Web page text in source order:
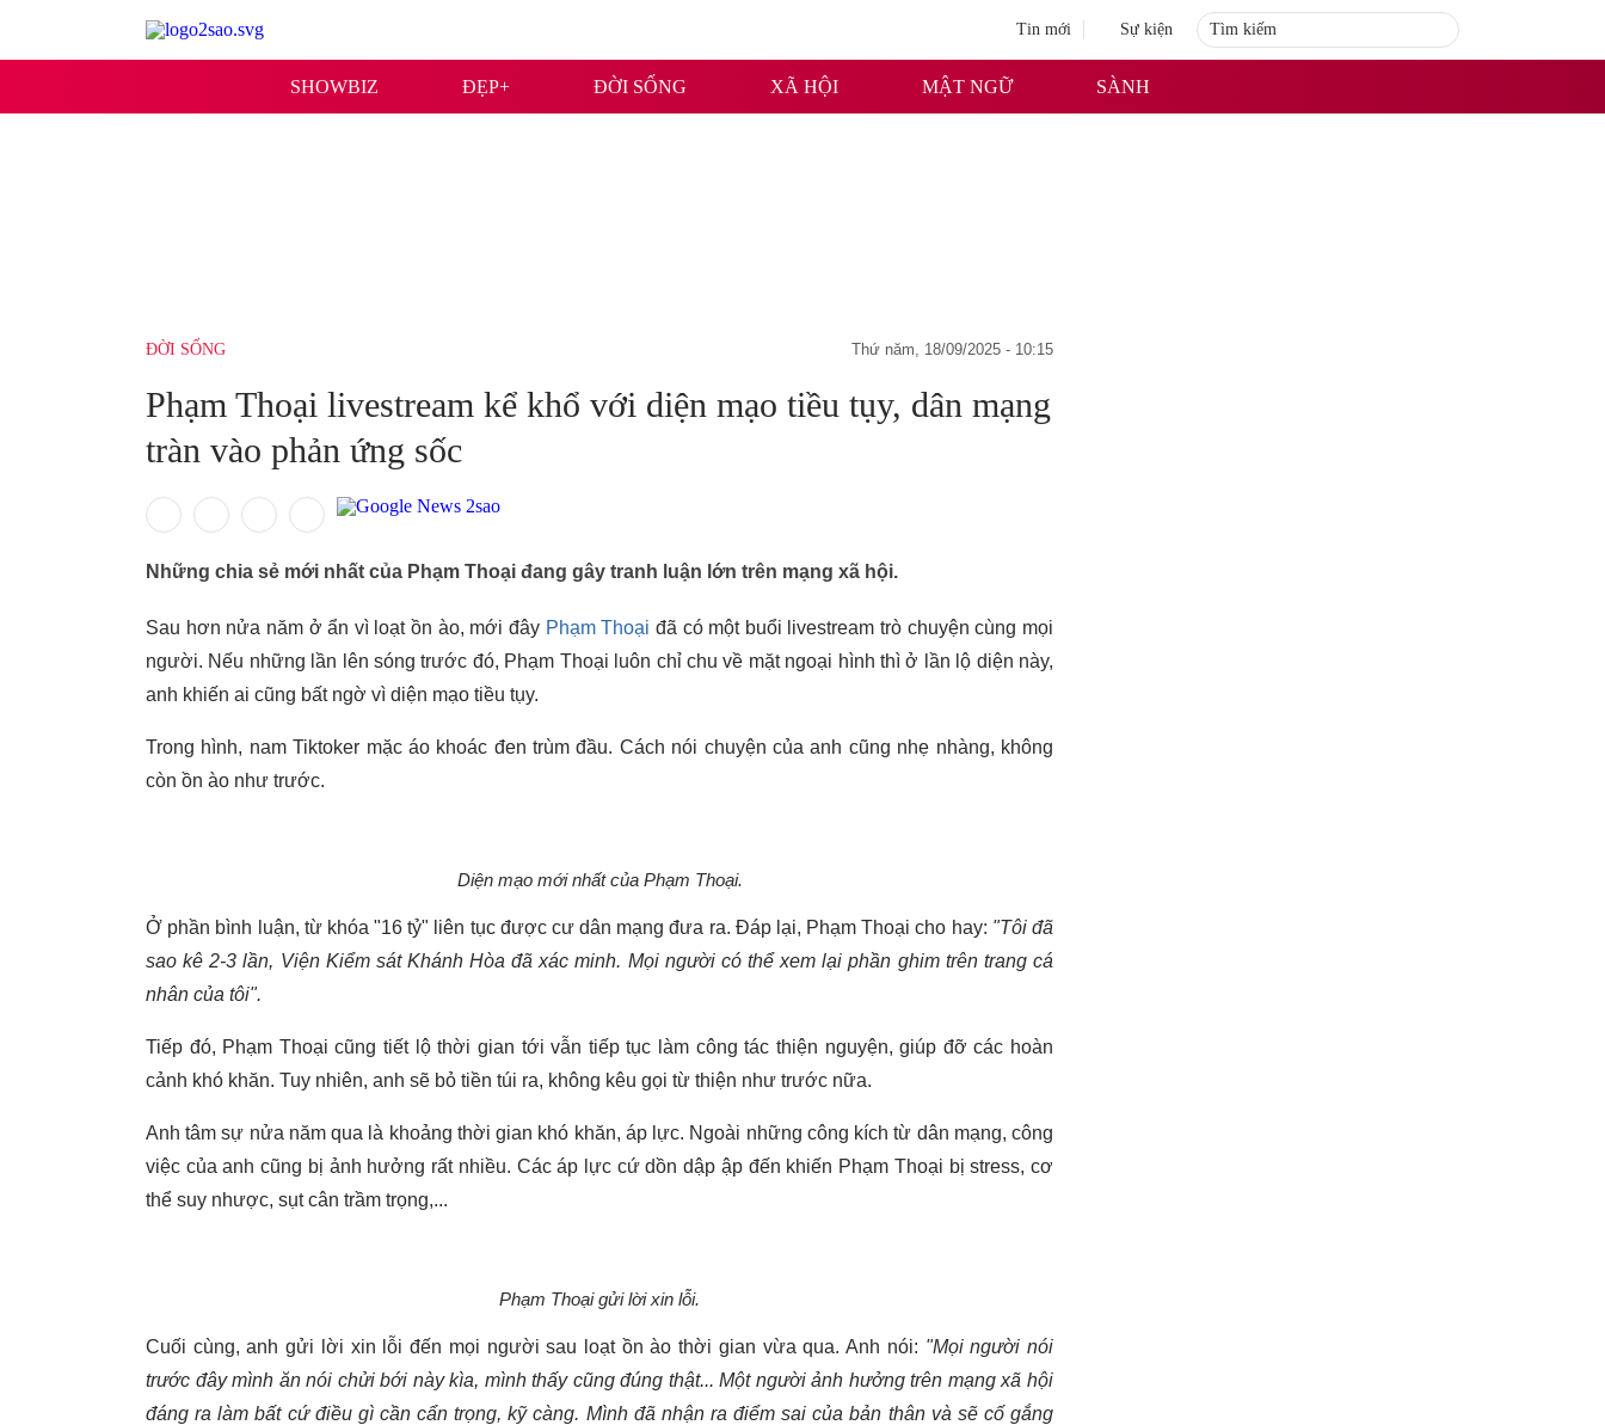
Tin mới Sự kiện
SHOWBIZ ĐẸP+ ĐỜI SỐNG XÃ HỘI MẬT NGỮ SÀNH
ĐỜI SỐNG thứ năm, 18/09/2025 - 10:15
Phạm Thoại livestream kể khổ với diện mạo tiều tụy, dân mạng
tràn vào phản ứng sốc
Những chia sẻ mới nhất của Phạm Thoại đang gây tranh luận lớn trên mạng xã hội.
Sau hơn nửa năm ở ẩn vì loạt ồn ào, mới đây Phạm Thoại đã có một buổi livestream trò chuyện cùng mọi
người. Nếu những lần lên sóng trước đó, Phạm Thoại luôn chỉ chu về mặt ngoại hình thì ở lần lộ diện này,
anh khiến ai cũng bất ngờ vì diện mạo tiều tụy.
Trong hình, nam Tiktoker mặc áo khoác đen trùm đầu. Cách nói chuyện của anh cũng nhẹ nhàng, không
còn ồn ào như trước.
Diện mạo mới nhất của Phạm Thoại.
Ở phần bình luận, từ khóa "16 tỷ" liên tục được cư dân mạng đưa ra. Đáp lại, Phạm Thoại cho hay: "Tôi đã
sao kê 2-3 lần, Viện Kiểm sát Khánh Hòa đã xác minh. Mọi người có thể xem lại phần ghim trên trang cá
nhân của tôi".
Tiếp đó, Phạm Thoại cũng tiết lộ thời gian tới vẫn tiếp tục làm công tác thiện nguyện, giúp đỡ các hoàn
cảnh khó khăn. Tuy nhiên, anh sẽ bỏ tiền túi ra, không kêu gọi từ thiện như trước nữa.
Anh tâm sự nửa năm qua là khoảng thời gian khó khăn, áp lực. Ngoài những công kích từ dân mạng, công
việc của anh cũng bị ảnh hưởng rất nhiều. Các áp lực cứ dồn dập ập đến khiến Phạm Thoại bị stress, cơ
thể suy nhược, sụt cân trầm trọng,...
Phạm Thoại gửi lời xin lỗi.
Cuối cùng, anh gửi lời xin lỗi đến mọi người sau loạt ồn ào thời gian vừa qua. Anh nói: "Mọi người nói
trước đây mình ăn nói chửi bới này kìa, mình thấy cũng đúng thật... Một người ảnh hưởng trên mạng xã hội
đáng ra làm bất cứ điều gì cần cẩn trọng, kỹ càng. Mình đã nhận ra điểm sai của bản thân và sẽ cố gắng